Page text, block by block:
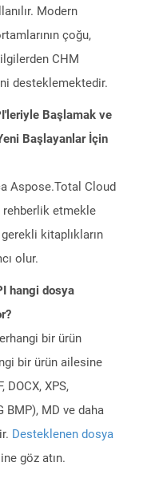
Modern
çoğu,
CHM
desteklemektedir.
Başlamak ve
Başlayanlar İçin
Aspose.Total Cloud
rehberlik etmekle
kitaplıkların
olur.
hangi dosya
bir ürün
bir ürün ailesine
DOCX, XPS,
BMP), MD ve daha
Desteklenen dosya
göz atın.